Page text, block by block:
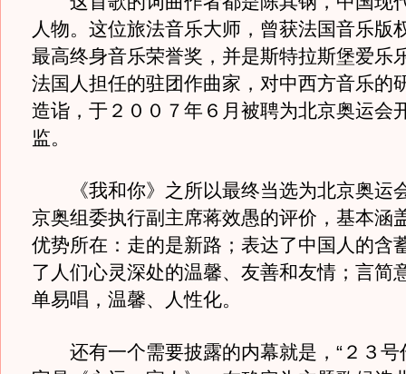
人物。这位旅法音乐大师，曾获法国音乐版
最高终身音乐荣誉奖，并是斯特拉斯堡爱乐
法国人担任的驻团作曲家，对中西方音乐的
造诣，于２００７年６月被聘为北京奥运会
监。
《我和你》之所以最终当选为北京奥运
京奥组委执行副主席蒋效愚的评价，基本涵
优势所在：走的是新路；表达了中国人的含
了人们心灵深处的温馨、友善和友情；言简
单易唱，温馨、人性化。
还有一个需要披露的内幕就是，“２３号